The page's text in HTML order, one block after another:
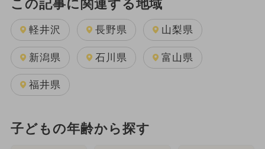
この記事に関連する地域
軽井沢 長野県 山梨県
新潟県 石川県 富山県
福井県
子どもの年齢から探す